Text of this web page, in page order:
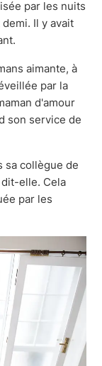
par les nuits
Il y avait
aimante, à
par la
d'amour
son service de
sa collègue de
elle. Cela
par les